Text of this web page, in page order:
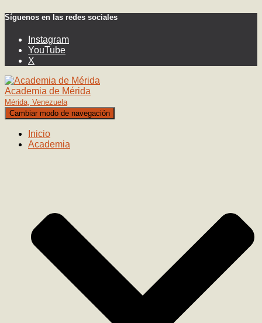
Síguenos en las redes sociales
Instagram
YouTube
X
Academia de Mérida
Mérida, Venezuela
Cambiar modo de navegación
Inicio
Academia